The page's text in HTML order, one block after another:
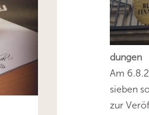
dungen
Am
sieben
zur